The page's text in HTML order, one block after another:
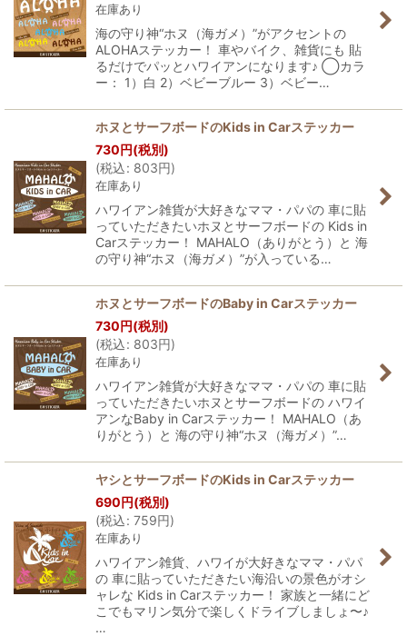
在庫あり
海の守り神“ホヌ（海ガメ）”がアクセントの
ALOHAステッカー！ 車やバイク、雑貨にも 貼
るだけでパッとハワイアンになります♪ ◯カラ
ー： 1）白 2）ベビーブルー 3）ベビー…
ホヌとサーフボードのKids in Carステッカー
730円(税別)
(税込: 803円)
在庫あり
ハワイアン雑貨が大好きなママ・パパの 車に貼
っていただきたいホヌとサーフボードの Kids in
Carステッカー！ MAHALO（ありがとう）と 海
の守り神“ホヌ（海ガメ）”が入っている…
ホヌとサーフボードのBaby in Carステッカー
730円(税別)
(税込: 803円)
在庫あり
ハワイアン雑貨が大好きなママ・パパの 車に貼
っていただきたいホヌとサーフボードの ハワイ
アンなBaby in Carステッカー！ MAHALO（あ
りがとう）と 海の守り神“ホヌ（海ガメ）”…
ヤシとサーフボードのKids in Carステッカー
690円(税別)
(税込: 759円)
在庫あり
ハワイアン雑貨、ハワイが大好きなママ・パパ
の 車に貼っていただきたい海沿いの景色がオシ
ャレな Kids in Carステッカー！ 家族と一緒にど
こでもマリン気分で楽しくドライブしましょ〜♪
…